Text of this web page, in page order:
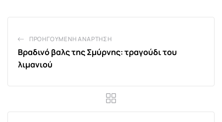
ΠΡΟΗΓΟΎΜΕΝΗ ΑΝΆΡΤΗΣΗ
Βραδινό βαλς της Σμύρνης: τραγούδι του
λιμανιού